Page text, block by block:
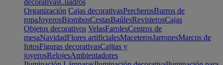
decorativasCuadros
Organización Cajas decorativasPercherosBurros de
ropaJoyerosBiombosCestasBaúlesRevisterosCajas
Objetos decorativos VelasFarolesCentros de
mesaNavidadFlores artificialesMaceterosJarronesMarcos de
fotosFiguras decorativasCajitas y
joyerosRelojesAmbientadores